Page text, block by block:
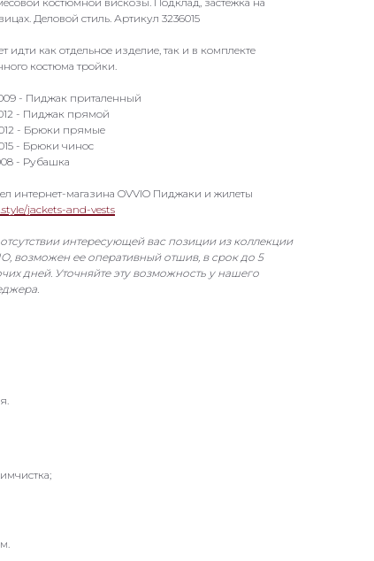
Деловой стиль. Артикул 3236015
идти как отдельное изделие, так и в комплекте
костюма тройки.
- Пиджак приталенный
- Пиджак прямой
- Брюки прямые
- Брюки чинос
- Рубашка
интернет-магазина OVVIO Пиджаки и жилеты
jackets-and-vests
интересующей вас позиции из коллекции
возможен ее оперативный отшив, в срок до 5
дней. Уточняйте эту возможность у нашего